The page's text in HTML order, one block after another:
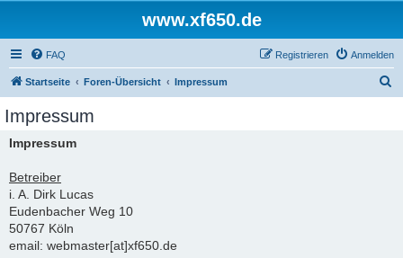
www.xf650.de
FAQ Anmelden
Registrieren
Startseite Foren-Übersicht Impressum
Impressum
Impressum
Betreiber
i. A. Dirk Lucas
Eudenbacher Weg 10
50767 Köln
email: webmaster[at]xf650.de